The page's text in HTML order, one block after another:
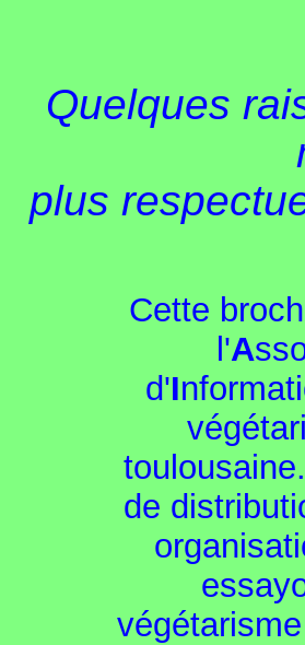
Quelques
plus
Cette
l'A
d'I
toulousaine.
de